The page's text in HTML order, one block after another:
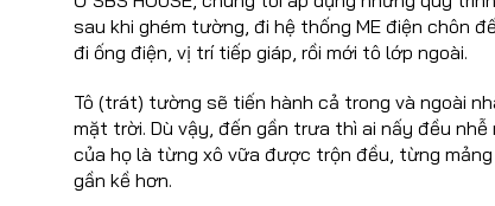
sau khi ghém tường, đi hệ thống ME điện chôn
đi ống điện, vị trí tiếp giáp, rồi mới tô lớp ngoài.
Tô (trát) tường sẽ tiến hành cả trong và ngoài
mặt trời. Dù vậy, đến gần trưa thì ai nấy đều
của họ là từng xô vữa được trộn đều, từng
gần kề hơn.